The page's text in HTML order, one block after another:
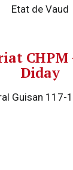
Etat de Vaud
Diday
Guisan 117-